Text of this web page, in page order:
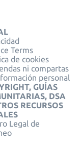
Terms
de cookies
ni compartas
personal
GUÍAS
DSA
RECURSOS
Legal de